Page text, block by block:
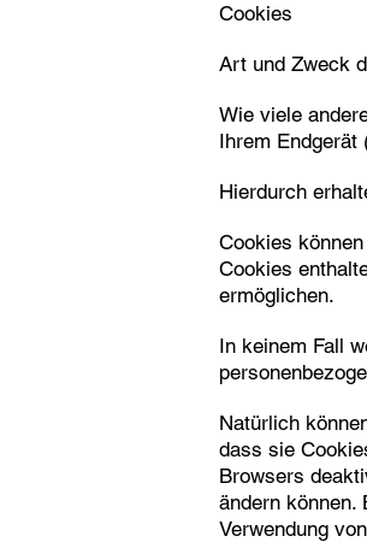
Cookies
Art und Zweck
Wie viele
Ihrem Endgerät
Hierdurch
Cookies
Cookies
ermöglichen.
In keinem Fall
Natürlich
dass sie
Browsers
ändern können.
Verwendung